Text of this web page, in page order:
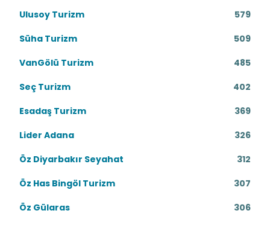
Ulusoy Turizm
579
Süha Turizm
509
VanGölü Turizm
485
Seç Turizm
402
Esadaş Turizm
369
Lider Adana
326
Öz Diyarbakır Seyahat
312
Öz Has Bingöl Turizm
307
Öz Gülaras
306